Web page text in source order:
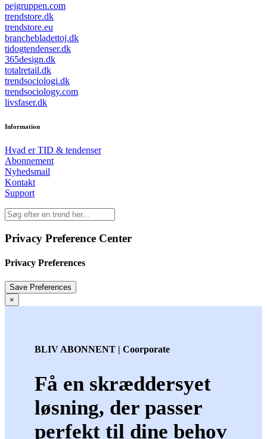
pejgruppen.com
trendstore.dk
trendstore.eu
branchebladettoj.dk
tidogtendenser.dk
365design.dk
totalretail.dk
trendsociologi.dk
trendsociology.com
livsfaser.dk
Information
Hvad er TID & tendenser
Abonnement
Nyhedsmail
Kontakt
Support
Privacy Preference Center
Privacy Preferences
×
BLIV ABONNENT | Coorporate
Få en skræddersyet
løsning, der passer
perfekt til dine behov